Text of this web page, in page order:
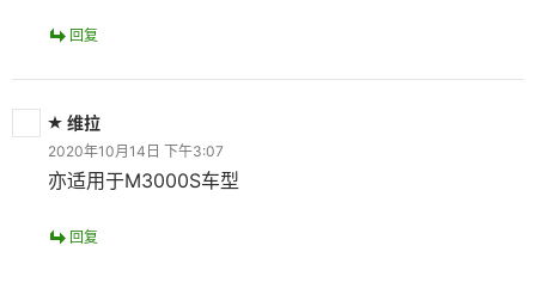
回复
维拉
2020年10月14日 下午3:07
亦适用于M3000S车型
回复